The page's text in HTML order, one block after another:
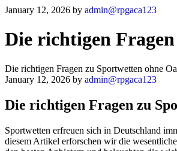
January 12, 2026 by admin@rpgaca123
Die richtigen
Die richtigen Fragen zu Sportwetten ohne
January 12, 2026 by admin@rpgaca123
Die richtigen Fragen zu
Sportwetten erfreuen sich in Deutschland
diesem Artikel erforschen wir die